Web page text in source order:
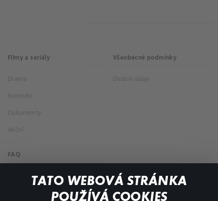
TATO WEBOVÁ STRÁNKA
POUŽÍVÁ COOKIES
Filmy a seriály
Drama
Komedie
Dokumenty
Akční
Všeobecné podmínky
Osobní údaje
FAQ
Můj účet
Důležité odkazy